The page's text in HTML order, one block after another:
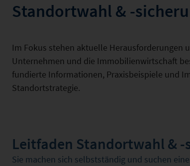
Standortwahl & -
Im Fokus stehen aktuelle Herausforderungen
Unternehmen und die Immobilienwirtschaft
fundierte Informationen, Praxisbeispiele und
Standortstrategie.
Leitfaden Standortwahl & -
Sie machen sich selbstständig und suchen